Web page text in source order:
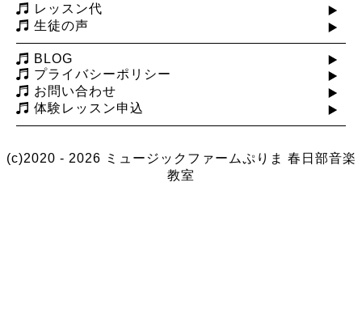
レッスン代
生徒の声
BLOG
プライバシーポリシー
お問い合わせ
体験レッスン申込
(c)2020 - 2026 ミュージックファームぷりま 春日部音楽
教室